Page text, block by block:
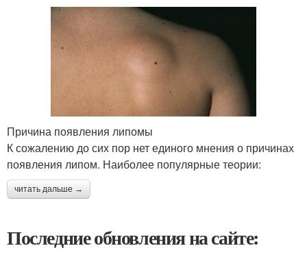
Причина появления липомы
К сожалению до сих пор нет единого мнения о причинах
появления липом. Наиболее популярные теории:
читать дальше →
Последние обновления на сайте: